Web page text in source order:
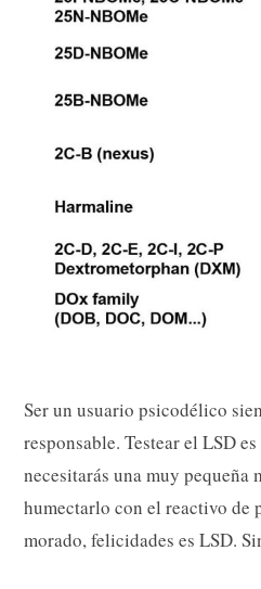
Ser un usuario psicodélico
responsable. Testear el LSD
necesitarás una muy pequeña
humectarlo con el reactivo de
morado, felicidades es LSD.